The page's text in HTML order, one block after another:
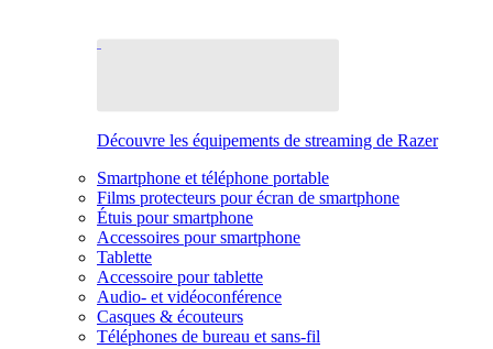
Découvre les équipements de streaming de Razer
Smartphone et téléphone portable
Films protecteurs pour écran de smartphone
Étuis pour smartphone
Accessoires pour smartphone
Tablette
Accessoire pour tablette
Audio- et vidéoconférence
Casques & écouteurs
Téléphones de bureau et sans-fil